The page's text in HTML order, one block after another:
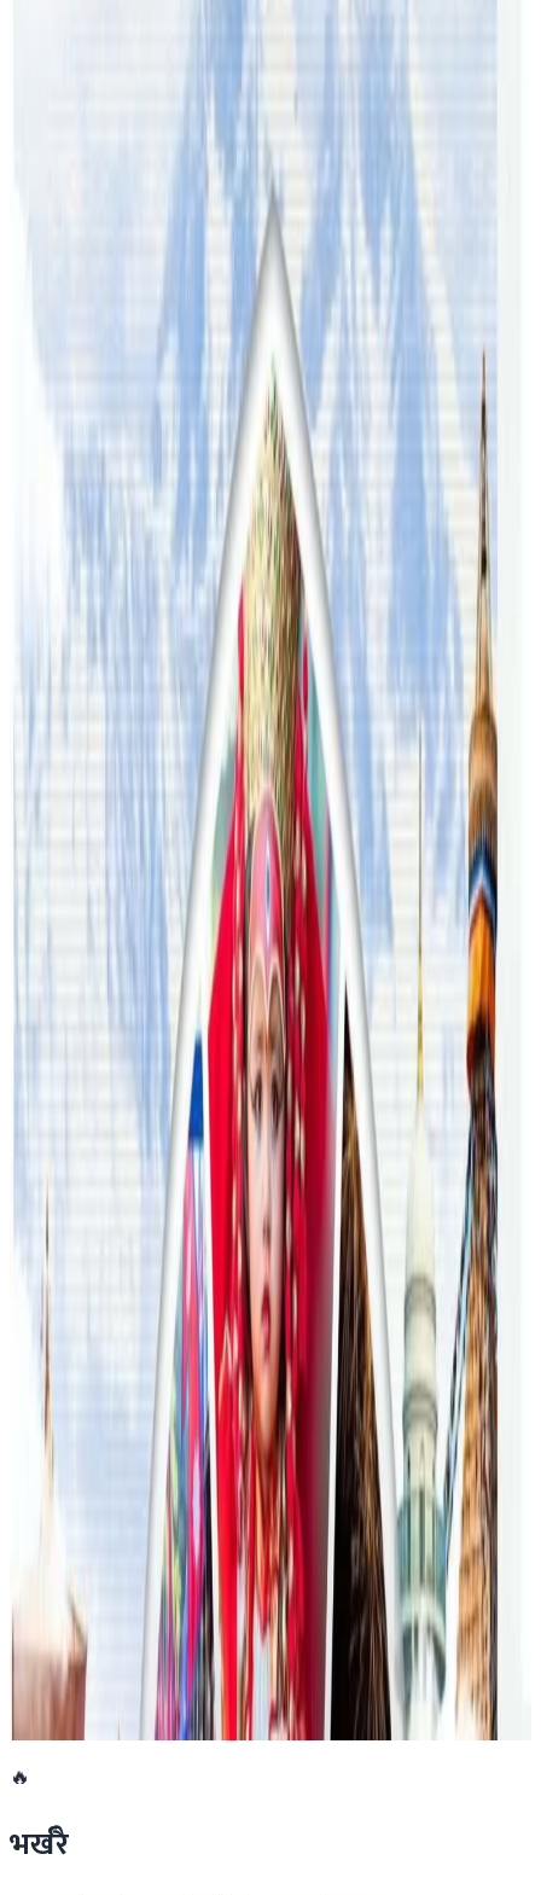
प्रतिक्रिया, गुनासो, सुझाव र सल्लाह छन् भने कृपया हामीलाई निम्न ईमेलमा
पठाउनुहोला । तपाईंको सहयोगले हामीलाई निष्पक्ष र तटस्थ पत्रकारिता गर्न
info@nepaltube.com.au
प्रतिक्रिया दिनुहोस
टिप्पणीहरू लोड हुँदैछ…
#college
सम्बन्धित समाचार
अष्ट्रेलियामा नर्सको तलब पाँचौं पटक वृद्धि
अस्ट्रेलियामा विवाह घट्यो, बढ्यो सम्बन्धविच्छेद
२०२६ जुलाई २९
थापाथलीबाट अष्ट्रेलियाका घरको डिजाइन
अष्ट्रेलियामा मन्त्रालयका कर्मचारीले भ्रष्टाचार गरेको
भेटिएपछि शिक्षा मन्त्रीले दिइन् राजीनामा
२०२६ जुलाई २४
अन्तर्राष्ट्रिय विद्यार्थी आकर्षित गर्न भिक्टोरियाले बनायो
नयाँ रणनीति
२०२६ जुलाई २३
फिफा विश्वकपमा अस्ट्रेलियाको टोलीका लागि
रणनीति बनाउने नेपाली युवा
२०२६ जुलाई २३
एनपिएल अष्ट्रेलियाको पाँचौं संस्करणमा कृष्ण कार्की
सबैभन्दा महँगा खेलाडी
२०२६ जुलाई १९
डार्विनमा नेपाल फेस्टिभल हुँदै
२०२६ जुन ११
🔥
भर्खरै